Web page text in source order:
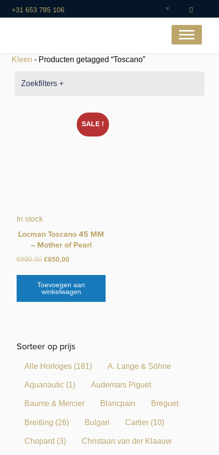
+31 653 785 106
Kleen - Producten getagged “Toscano”
Sorteer op prijs
Alle Horloges (181) A. Lange & Söhne
Aquanautic (1) Audemars Piguet
Baume & Mercier Blancpain Breguet
Breitling (26) Bulgari Cartier (10)
Chopard (3) Christaan van der Klaauw
Zoekfilters +
SALE !
In stock
Locman Toscano 45 MM
– Mother of Pearl
€890,00 Oorspronkelijke
€890,00.
€650,00Huidige
€650,00.
Toevoegen aan
winkelwagen